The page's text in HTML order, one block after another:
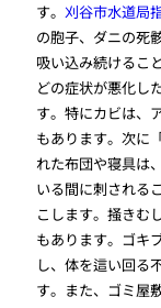
す。刈谷市水道局
の胞子、ダニの死
吸い込み続けるこ
どの症状が悪化し
す。特にカビは、
もあります。次に
れた布団や寝具は
いる間に刺される
こします。掻きむ
もあります。ゴキ
し、体を這い回る
す。また、ゴミ屋